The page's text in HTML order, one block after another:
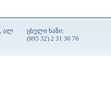
ალ
ცხელი ხაზი:
(995 32) 2 31 30 76